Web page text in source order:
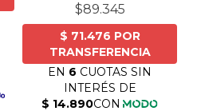
$89.345